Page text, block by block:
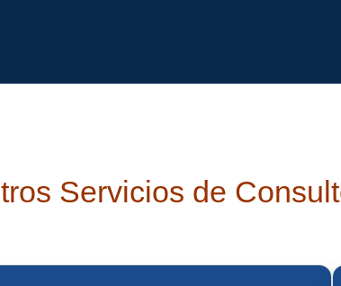
Servicios de